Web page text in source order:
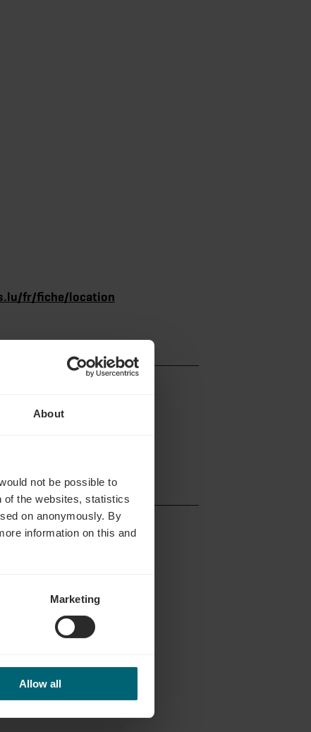
About
not be possible to
of the websites, statistics
on anonymously. By
information on this and
Marketing
Allow all
fr/fiche/location